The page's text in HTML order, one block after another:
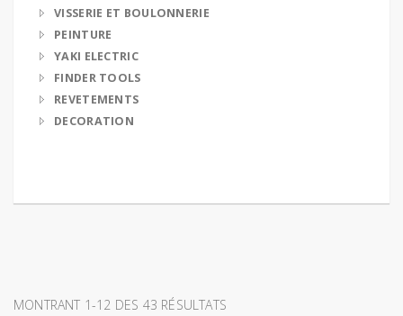
VISSERIE ET BOULONNERIE
PEINTURE
YAKI ELECTRIC
FINDER TOOLS
REVETEMENTS
DECORATION
MONTRANT 1-12 DES 43 RÉSULTATS